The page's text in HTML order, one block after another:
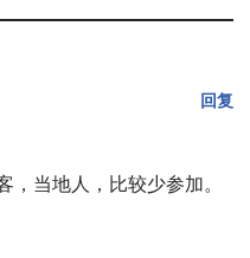
回复
当地人，比较少参加。